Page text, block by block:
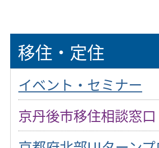
移住・定住
イベント・セミナー
京丹後市移住相談窓